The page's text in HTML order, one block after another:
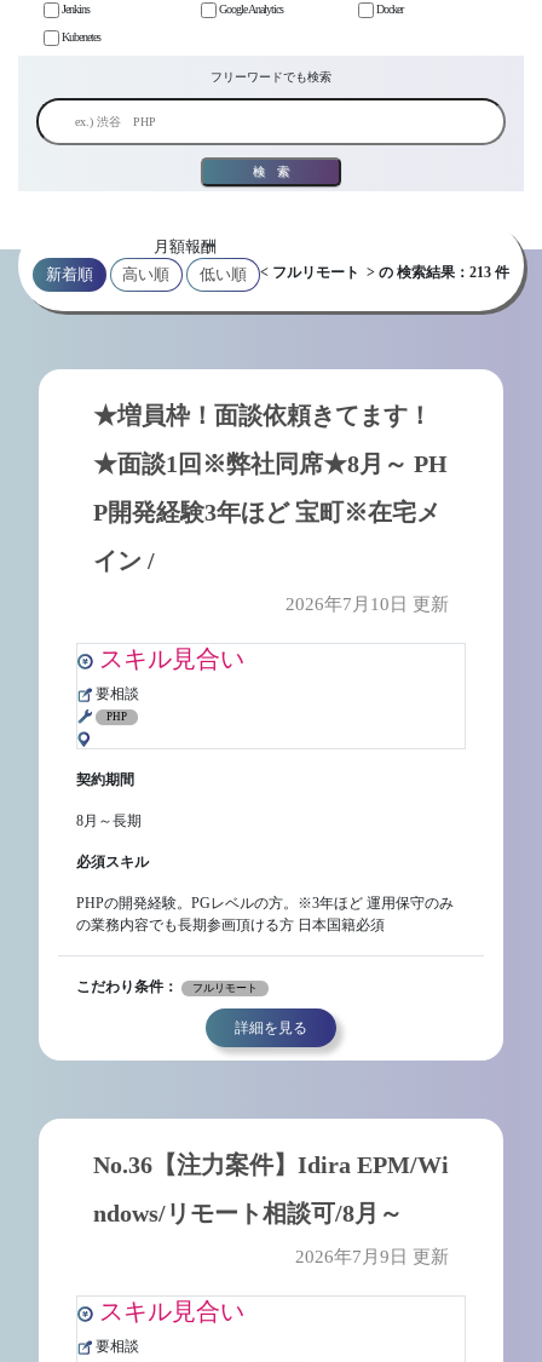
Jenkins Google Analytics Docker
Kubenetes
フリーワードでも検索
検索
新着順
月額報酬
高い順
低い順 < フルリモート > の 検索結果：213 件
★増員枠！面談依頼きてます！
★面談1回※弊社同席★8月～ PH
P開発経験3年ほど 宝町※在宅メ
イン /
2026年7月10日 更新
スキル見合い
要相談
PHP
契約期間
8月～長期
必須スキル
PHPの開発経験。PGレベルの方。※3年ほど 運用保守のみ
の業務内容でも長期参画頂ける方 日本国籍必須
こだわり条件： フルリモート
詳細を見る
No.36【注力案件】Idira EPM/Wi
ndows/リモート相談可/8月～
2026年7月9日 更新
スキル見合い
要相談